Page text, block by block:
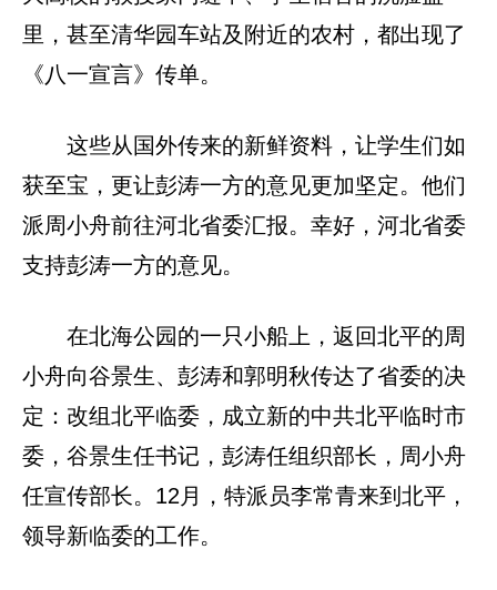
里，甚至清华园车站及附近的农村，都出现了
《八一宣言》传单。
这些从国外传来的新鲜资料，让学生们如
获至宝，更让彭涛一方的意见更加坚定。他们
派周小舟前往河北省委汇报。幸好，河北省委
支持彭涛一方的意见。
在北海公园的一只小船上，返回北平的周
小舟向谷景生、彭涛和郭明秋传达了省委的决
定：改组北平临委，成立新的中共北平临时市
委，谷景生任书记，彭涛任组织部长，周小舟
任宣传部长。12月，特派员李常青来到北平，
领导新临委的工作。